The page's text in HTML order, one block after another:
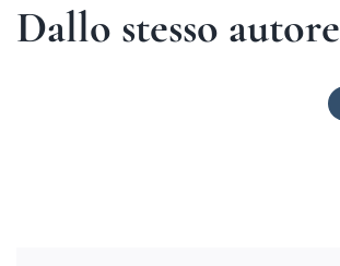
Dallo stesso autore